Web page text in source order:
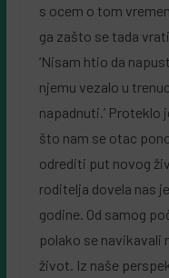
s ocem o tom
ga zašto se tada
‘Nisam htio da
njemu vezalo u
napadnuti.’ Proteklo
što nam se otac
odrediti put novog
roditelja dovela nas
godine. Od samog
polako se navikavali
život. Iz naše